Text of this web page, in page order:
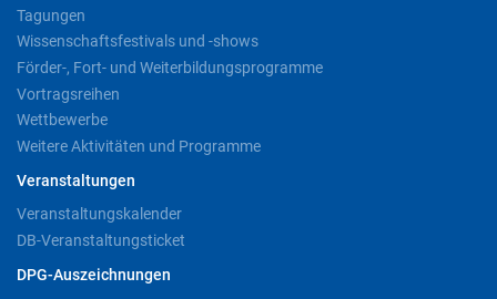
Tagungen
Wissenschaftsfestivals und -shows
Förder-, Fort- und Weiterbildungsprogramme
Vortragsreihen
Wettbewerbe
Weitere Aktivitäten und Programme
Veranstaltungen
Veranstaltungskalender
DB-Veranstaltungsticket
DPG-Auszeichnungen